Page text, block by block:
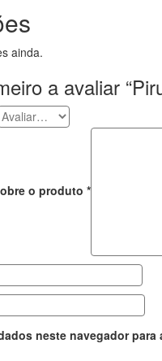
ainda.
a avaliar
o produto *
neste navegador para